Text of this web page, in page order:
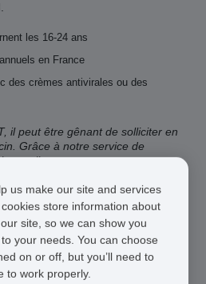
les 16-24 ans
en France
des crèmes antivirales ou des
il peut être gênant de solliciter en
Grâce à notre service de
en ligne, vous pouvez vous
un traitement efficace pour
agréés
48 heures
us make our site and services
store information about
site, so we can show you
your needs. You can choose
on or off, but you’ll need to
to work properly.